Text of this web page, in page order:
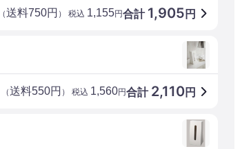
合計 1,905 円
（送料750円 ） 税込 1,155円
合計 2,110円
（送料550円 ） 税込 1,560円